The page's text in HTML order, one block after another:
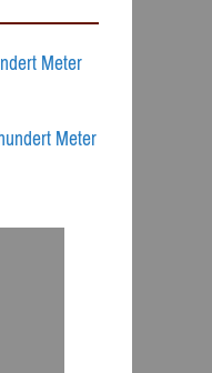
Meter
Meter